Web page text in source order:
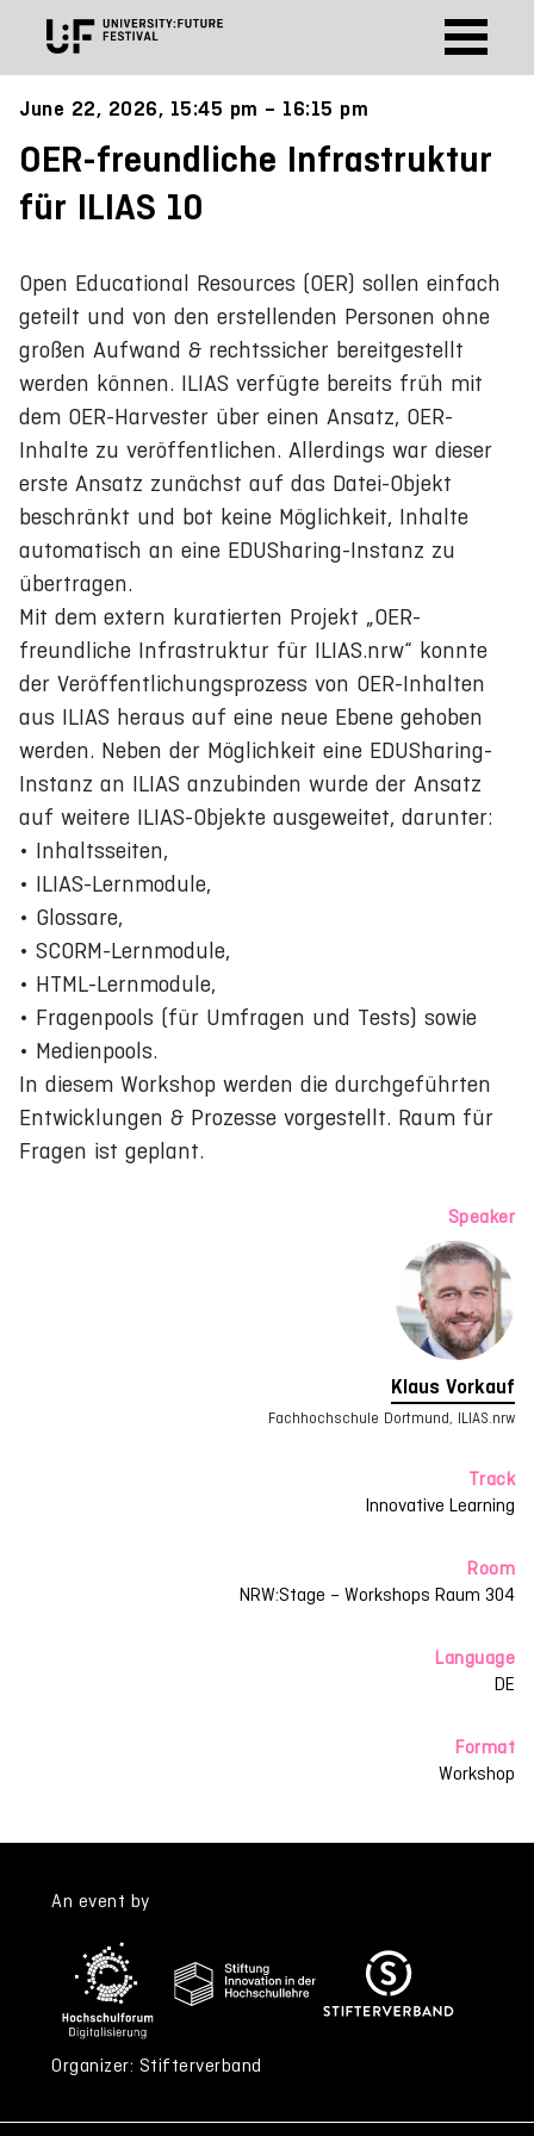
June 22, 2026, 15:45 pm – 16:15 pm
OER-freundliche Infrastruktur
für ILIAS 10
Open Educational Resources (OER) sollen einfach
geteilt und von den erstellenden Personen ohne
großen Aufwand & rechtssicher bereitgestellt
werden können. ILIAS verfügte bereits früh mit
dem OER-Harvester über einen Ansatz, OER-
Inhalte zu veröffentlichen. Allerdings war dieser
erste Ansatz zunächst auf das Datei-Objekt
beschränkt und bot keine Möglichkeit, Inhalte
automatisch an eine EDUSharing-Instanz zu
übertragen.
Mit dem extern kuratierten Projekt „OER-
freundliche Infrastruktur für ILIAS.nrw“ konnte
der Veröffentlichungsprozess von OER-Inhalten
aus ILIAS heraus auf eine neue Ebene gehoben
werden. Neben der Möglichkeit eine EDUSharing-
Instanz an ILIAS anzubinden wurde der Ansatz
auf weitere ILIAS-Objekte ausgeweitet, darunter:
• Inhaltsseiten,
• ILIAS-Lernmodule,
• Glossare,
• SCORM-Lernmodule,
• HTML-Lernmodule,
• Fragenpools (für Umfragen und Tests) sowie
• Medienpools.
In diesem Workshop werden die durchgeführten
Entwicklungen & Prozesse vorgestellt. Raum für
Fragen ist geplant.
Speaker
Klaus Vorkauf
Fachhochschule Dortmund, ILIAS.nrw
Track
Innovative Learning
Room
NRW:Stage – Workshops Raum 304
Language
DE
Format
Workshop
An event by
Organizer: Stifterverband